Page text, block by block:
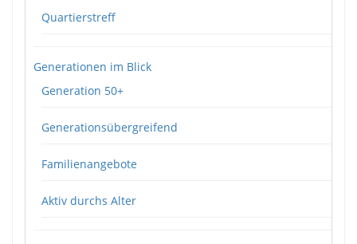
Quartierstreff
Generationen im Blick
Generation 50+
Generationsübergreifend
Familienangebote
Aktiv durchs Alter